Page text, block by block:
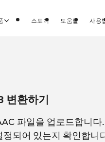
스토어 도움말 사용
변환하기
파일을 업로드합니다.
되어 있는지 확인합니